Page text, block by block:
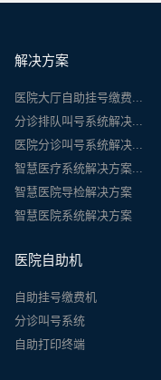
解决方案
医院大厅自助挂号缴费...
分诊排队叫号系统解决...
医院分诊叫号系统解决...
智慧医疗系统解决方案...
智慧医院导检解决方案
智慧医院系统解决方案
医院自助机
自助挂号缴费机
分诊叫号系统
自助打印终端